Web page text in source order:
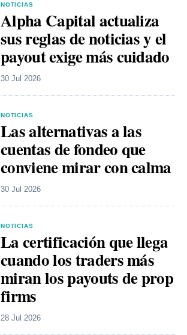
NOTICIAS
Alpha Capital actualiza
sus reglas de noticias y el
payout exige más cuidado
30 Jul 2026
NOTICIAS
Las alternativas a las
cuentas de fondeo que
conviene mirar con calma
30 Jul 2026
NOTICIAS
La certificación que llega
cuando los traders más
miran los payouts de prop
firms
28 Jul 2026